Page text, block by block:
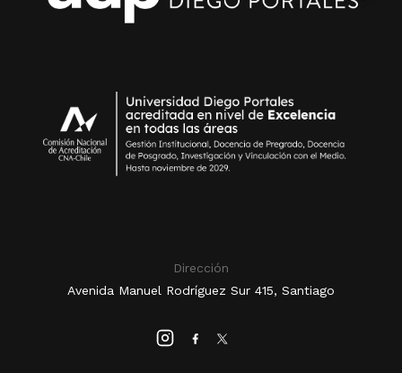
Dirección
Avenida Manuel Rodríguez Sur 415, Santiago